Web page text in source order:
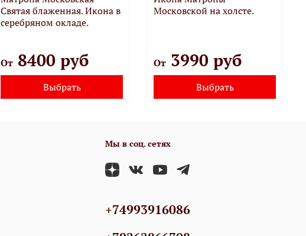
Святая блаженная. Икона в
серебряном окладе.
От 8400 руб
Выбрать
Московской на холсте.
От 3990 руб
Выбрать
Мы в соц. сетях
+74993916086